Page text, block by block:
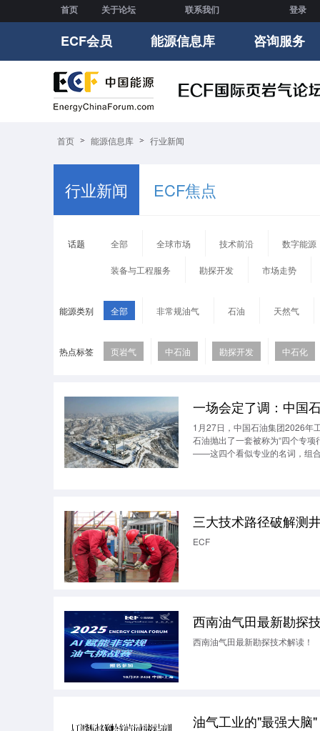
首页 关于论坛 联系我们 登录
ECF会员 能源信息库 咨询服务
首页 能源信息库 行业新闻
行业新闻 ECF焦点
话题 全部 全球市场 技术前沿 数字能源
装备与工程服务 勘探开发 市场走势
能源类别 全部 非常规油气 石油 天然气
热点标签 页岩气 中石油 勘探开发 中石化
一场会定了调：中国
1月27日，中国石油集团2026年
石油抛出了一套被称为“四个专项
——这四个看似专业的名词，组
三大技术路径破解测
ECF
西南油气田最新勘探
西南油气田最新勘探技术解读！
油气工业的"最强大脑